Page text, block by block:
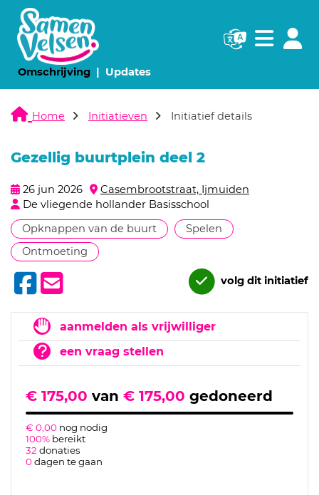
Omschrijving(huidige pagina)
Updates(huidige pagina)
Navigatie
Home Initiatieven Initiatief details
Gezellig buurtplein deel 2
26 jun 2026
Casembrootstraat, Ijmuiden
De vliegende hollander Basisschool
Opknappen van de buurt
Spelen
Ontmoeting
volg dit initiatief
aanmelden als vrijwilliger
een vraag stellen
€ 175,00 van € 175,00 gedoneerd
€ 0,00 nog nodig
100% bereikt
32 donaties
0dagen te gaan